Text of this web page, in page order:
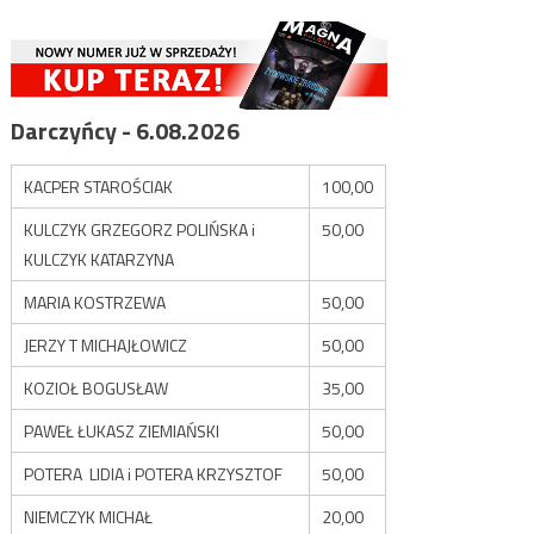
Darczyńcy - 6.08.2026
KACPER STAROŚCIAK
100,00
KULCZYK GRZEGORZ POLIŃSKA i
KULCZYK KATARZYNA
50,00
MARIA KOSTRZEWA
50,00
JERZY T MICHAJŁOWICZ
50,00
KOZIOŁ BOGUSŁAW
35,00
PAWEŁ ŁUKASZ ZIEMIAŃSKI
50,00
POTERA LIDIA i POTERA KRZYSZTOF
50,00
NIEMCZYK MICHAŁ
20,00